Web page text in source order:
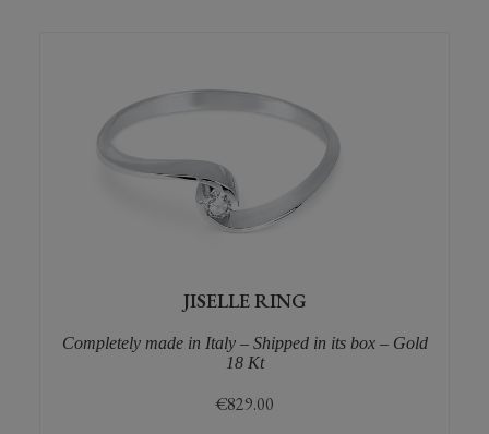
JISELLE RING
Completely made in Italy – Shipped in its box – Gold
18 Kt
€829.00